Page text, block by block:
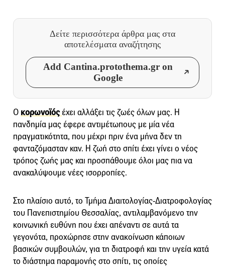
Δείτε περισσότερα άρθρα μας στα
αποτελέσματα αναζήτησης
Add Cantina.protothema.gr on
Google
Ο κορωνοϊός έχει αλλάξει τις ζωές όλων μας. Η
πανδημία μας έφερε αντιμέτωπους με μία νέα
πραγματικότητα, που μέχρι πριν ένα μήνα δεν τη
φανταζόμασταν καν. Η ζωή στο σπίτι έχει γίνει ο νέος
τρόπος ζωής μας και προσπάθουμε όλοι μας πια να
ανακαλύψουμε νέες ισορροπίες.
Στο πλαίσιο αυτό, το Τμήμα Διαιτολογίας-Διατροφολογίας
του Πανεπιστημίου Θεσσαλίας, αντιλαμβανόμενο την
κοινωνική ευθύνη που έχει απέναντι σε αυτά τα
γεγονότα, προχώρησε στην ανακοίνωση κάποιων
βασικών συμβουλών, για τη διατροφή και την υγεία κατά
το διάστημα παραμονής στο σπίτι, τις οποίες